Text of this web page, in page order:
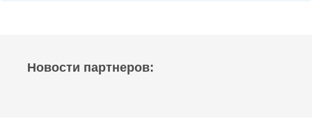
Новости партнеров: